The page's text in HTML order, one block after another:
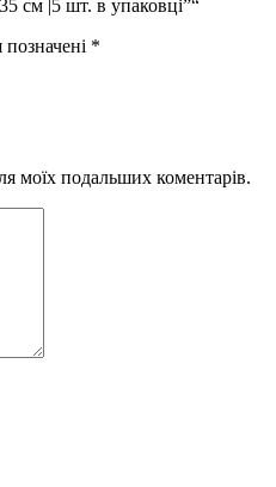
см |5 шт. в упаковці”“
*
моїх подальших коментарів.